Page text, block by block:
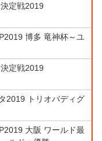
定戦2019
博多 竜神杯～ユ
定戦2019
2019 トリオバディグ
大阪 ワールド最